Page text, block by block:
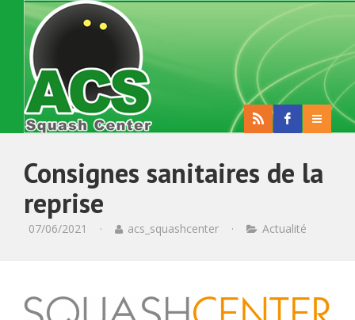
Consignes sanitaires de la
reprise
07/06/2021 · acs_squashcenter · Actualité